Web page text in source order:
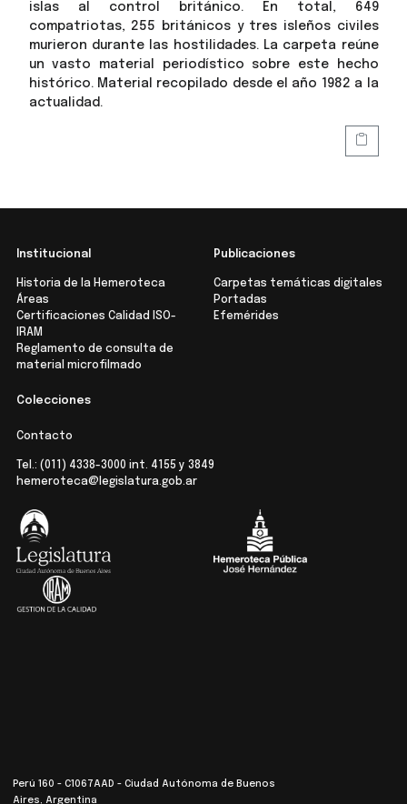
islas al control británico. En total, 649
compatriotas, 255 británicos y tres isleños civiles
murieron durante las hostilidades. La carpeta reúne
un vasto material periodístico sobre este hecho
histórico. Material recopilado desde el año 1982 a la
actualidad.
Institucional
Historia de la Hemeroteca
Áreas
Certificaciones Calidad ISO-
IRAM
Reglamento de consulta de
material microfilmado
Publicaciones
Carpetas temáticas digitales
Portadas
Efemérides
Colecciones
Contacto
Tel.: (011) 4338-3000 int. 4155 y 3849
hemeroteca@legislatura.gob.ar
Perú 160 - C1067AAD - Ciudad Autónoma de Buenos
Aires, Argentina